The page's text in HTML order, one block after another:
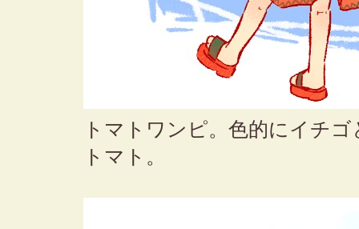
トマトワンピ。色的にイチ
トマト。